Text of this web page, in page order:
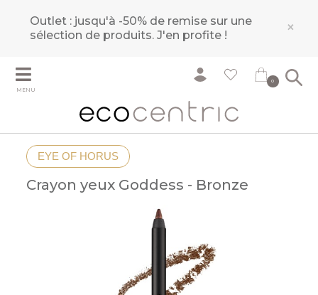
Outlet : jusqu'à -50% de remise sur une
sélection de produits.J'en profite ! ×
MENU
0
EYE OF HORUS
Crayon yeux Goddess - Bronze